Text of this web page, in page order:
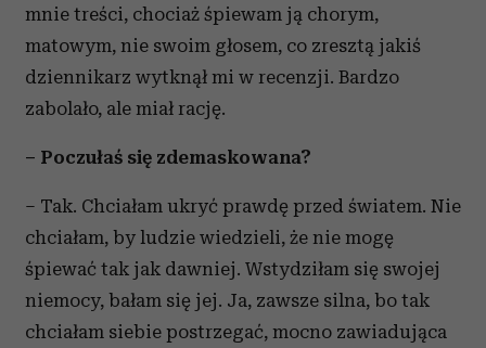
mnie treści, chociaż śpiewam ją chorym,
matowym, nie swoim głosem, co zresztą jakiś
dziennikarz wytknął mi w recenzji. Bardzo
zabolało, ale miał rację.
– Poczułaś się zdemaskowana?
– Tak. Chciałam ukryć prawdę przed światem. Nie
chciałam, by ludzie wiedzieli, że nie mogę
śpiewać tak jak dawniej. Wstydziłam się swojej
niemocy, bałam się jej. Ja, zawsze silna, bo tak
chciałam siebie postrzegać, mocno zawiadująca